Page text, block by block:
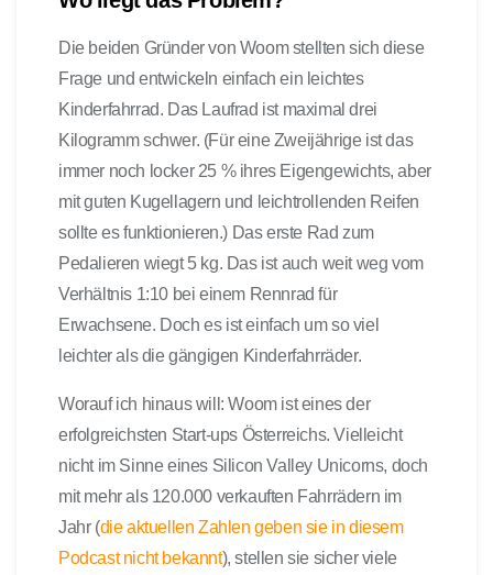
Die beiden Gründer von Woom stellten sich diese
Frage und entwickeln einfach ein leichtes
Kinderfahrrad. Das Laufrad ist maximal drei
Kilogramm schwer. (Für eine Zweijährige ist das
immer noch locker 25 % ihres Eigengewichts, aber
mit guten Kugellagern und leichtrollenden Reifen
sollte es funktionieren.) Das erste Rad zum
Pedalieren wiegt 5 kg. Das ist auch weit weg vom
Verhältnis 1:10 bei einem Rennrad für
Erwachsene. Doch es ist einfach um so viel
leichter als die gängigen Kinderfahrräder.
Worauf ich hinaus will: Woom ist eines der
erfolgreichsten Start-ups Österreichs. Vielleicht
nicht im Sinne eines Silicon Valley Unicorns, doch
mit mehr als 120.000 verkauften Fahrrädern im
Jahr (die aktuellen Zahlen geben sie in diesem
Podcast nicht bekannt), stellen sie sicher viele